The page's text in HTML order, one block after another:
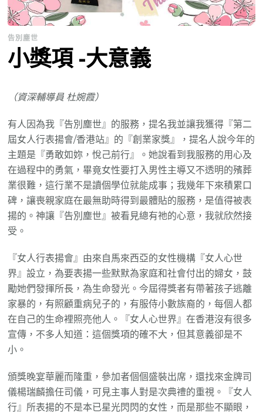
告別塵世
小獎項 -大意義
（資深輔導員 杜婉霞）
有人因為我『告別塵世』的服務，提名我並讓我獲得『第二
屆女人行表揚會/香港站』的『創業家獎』，提名人說今年的
主題是『勇敢如妳，悅己前行』。她說看到我服務的用心及
在過程中的勇氣，畢竟女性要打入男性主導又不透明的殯葬
業很難，這行業不是讀個學位就能成事；我幾年下來積累口
碑，讓喪親家庭在最無助時得到最體貼的服務，是值得被表
揚的。神讓『告別塵世』被看見總有祂的心意，我就欣然接
受。
『女人行表揚會』由來自馬來西亞的女性機構『女人心世
界』設立，為要表揚一些默默為家庭和社會付出的婦女，鼓
勵她們發揮所長，為生命發光。今屆得獎者有帶著孩子逃離
家暴的，有照顧重病兒子的，有服侍小數族裔的，每個人都
在自己的生命裡照亮他人。『女人心世界』在香港沒有很多
宣傳，不多人知道：這個獎項的確不大，但其意義卻是不
小。
頒獎晚宴華麗而隆重，參加者個個盛裝出席，還找來金牌司
儀楊瑞麟擔任司儀，可見主事人對是次典禮的重視。『女人
行』所表揚的不是本已星光閃閃的女性，而是那些不顯眼，